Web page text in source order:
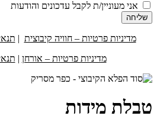
אני מעוניין/ת לקבל עדכונים והודעות
שליחה
מדיניות פרטיות – חוויה קיבוצית |
מדיניות פרטיות – אורחן |
טבלת מידות